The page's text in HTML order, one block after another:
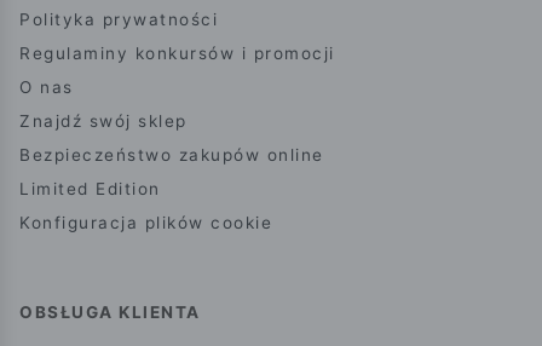
Polityka prywatności
Regulaminy konkursów i promocji
O nas
Znajdź swój sklep
Bezpieczeństwo zakupów online
Limited Edition
Konfiguracja plików cookie
OBSŁUGA KLIENTA